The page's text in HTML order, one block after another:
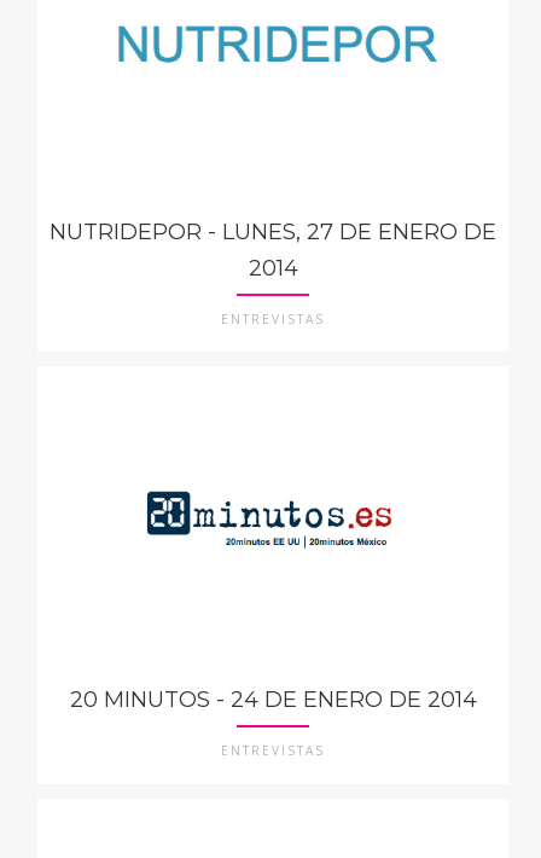
NUTRIDEPOR - LUNES, 27 DE ENERO DE
2014
ENTREVISTAS
20 MINUTOS - 24 DE ENERO DE 2014
ENTREVISTAS